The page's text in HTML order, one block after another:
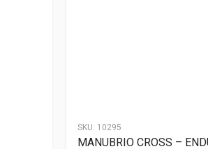
SKU: 10295
MANUBRIO CROSS –